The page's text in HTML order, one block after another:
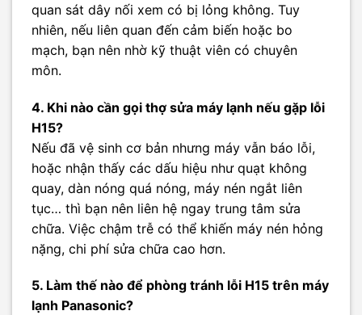
quan sát dây nối xem có bị lỏng không. Tuy
nhiên, nếu liên quan đến cảm biến hoặc bo
mạch, bạn nên nhờ kỹ thuật viên có chuyên
môn.
4. Khi nào cần gọi thợ sửa máy lạnh nếu gặp lỗi
H15?
Nếu đã vệ sinh cơ bản nhưng máy vẫn báo lỗi,
hoặc nhận thấy các dấu hiệu như quạt không
quay, dàn nóng quá nóng, máy nén ngắt liên
tục… thì bạn nên liên hệ ngay trung tâm sửa
chữa. Việc chậm trễ có thể khiến máy nén hỏng
nặng, chi phí sửa chữa cao hơn.
5. Làm thế nào để phòng tránh lỗi H15 trên máy
lạnh Panasonic?